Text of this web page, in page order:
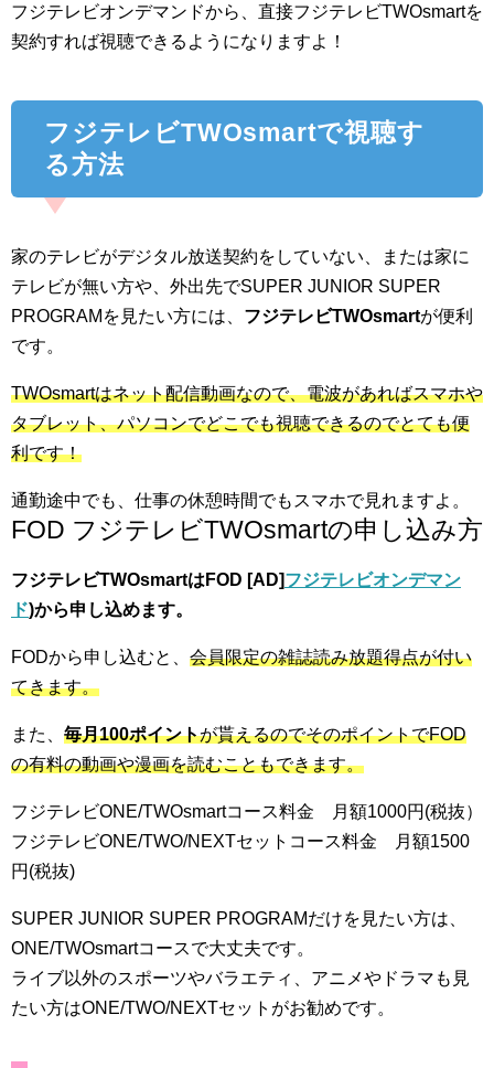
フジテレビオンデマンドから、直接フジテレビTWOsmartを
契約すれば視聴できるようになりますよ！
フジテレビTWOsmartで視聴す
る方法
家のテレビがデジタル放送契約をしていない、または家に
テレビが無い方や、外出先でSUPER JUNIOR SUPER
PROGRAMを見たい方には、 フジテレビTWOsmartが便利
です。
TWOsmartはネット配信動画なので、電波があればスマホや
タブレット、パソコンでどこでも視聴できるのでとても便
利です！
通勤途中でも、仕事の休憩時間でもスマホで見れますよ。
FOD フジテレビTWOsmartの申し込み方
フジテレビTWOsmartはFOD [AD]フジテレビオンデマン
ド)から申し込めます。
FODから申し込むと、 会員限定の雑誌読み放題得点が付い
てきます。
また、 毎月100ポイントが貰えるのでそのポイントでFOD
の有料の動画や漫画を読むこともできます。
フジテレビONE/TWOsmartコース料金 月額1000円(税抜）
フジテレビONE/TWO/NEXTセットコース料金 月額1500
円(税抜)
SUPER JUNIOR SUPER PROGRAMだけを見たい方は、
ONE/TWOsmartコースで大丈夫です。
ライブ以外のスポーツやバラエティ、アニメやドラマも見
たい方はONE/TWO/NEXTセットがお勧めです。